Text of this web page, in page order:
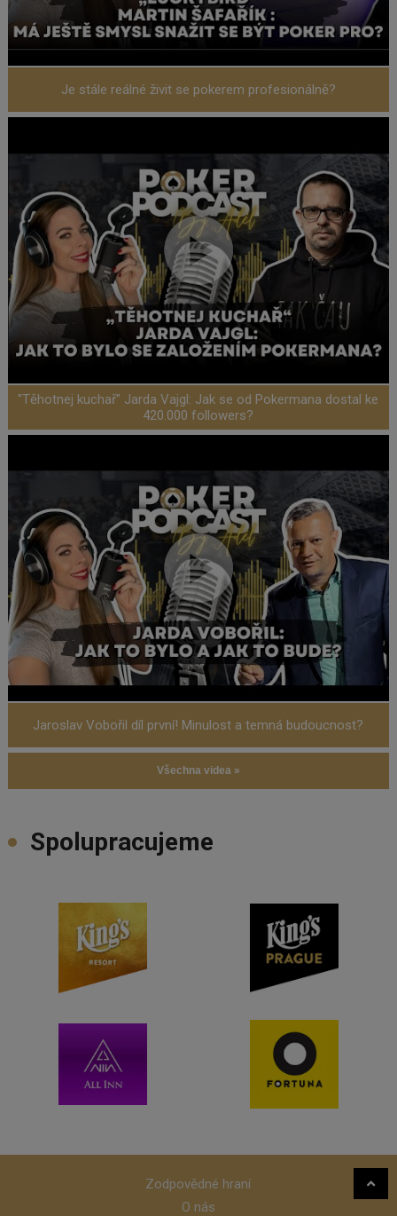
Je stále reálné živit se pokerem profesionálně?
"Těhotnej kuchař" Jarda Vajgl: Jak se od Pokermana dostal ke
420.000 followers?
Jaroslav Vobořil díl první! Minulost a temná budoucnost?
Všechna videa »
Spolupracujeme
Zodpovědné hraní
O nás